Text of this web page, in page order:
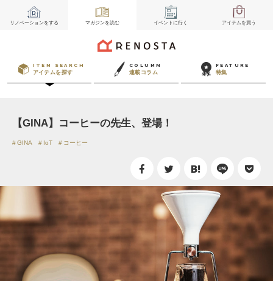
リノベーションをする マガジンを読む イベント に行く アイテムを買う
ITEM SEARCH
アイテムを探す
COLUMN
連載コラム
FEATURE
特集
【GINA】コーヒーの先生、登場！
GINA IoT コーヒー